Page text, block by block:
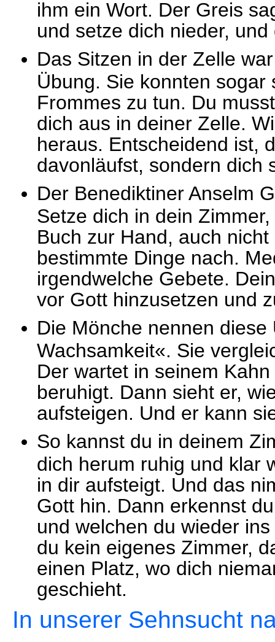
ihm ein Wort. Der Greis
und setze dich nieder,
Das Sitzen in der Zelle
Übung. Sie konnten
Frommes zu tun. Du
dich aus in deiner Zelle.
heraus. Entscheidend ist,
davonläufst, sondern dich
Der Benediktiner Anselm
Setze dich in dein
Buch zur Hand, auch
bestimmte Dinge nach.
irgendwelche Gebete.
vor Gott hinzusetzen und
Die Mönche nennen
Wachsamkeit«. Sie
Der wartet in seinem
beruhigt. Dann sieht er,
aufsteigen. Und er kann
So kannst du in deinem
dich herum ruhig und klar
in dir aufsteigt. Und das
Gott hin. Dann erkennst
und welchen du wieder
du kein eigenes Zimmer,
einen Platz, wo dich
geschieht.
In unserer Sehnsucht